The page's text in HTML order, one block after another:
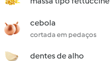
cebola
cortada em pedaços
dentes de alho